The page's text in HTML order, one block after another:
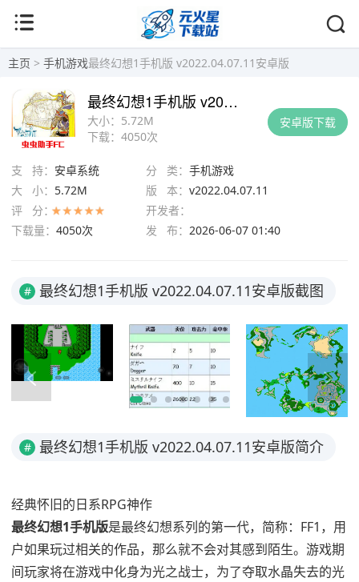
主页 > 手机游戏最终幻想1手机版 v2022.04.07.11安卓版
安卓版下载
大小： 5.72M
下载： 4050次
最终幻想1手机版 v2022.04.07.11安卓版
支 持： 安卓系统 分 类： 手机游戏
大 小： 5.72M 版 本： v2022.04.07.11
评 分：
开发者：
下载量： 4050次 发 布： 2026-06-07 01:40
# 最终幻想1手机版 v2022.04.07.11安卓版截图
# 最终幻想1手机版 v2022.04.07.11安卓版简介
经典怀旧的日系RPG神作
最终幻想1手机版是最终幻想系列的第一代，简称：FF1，用
户如果玩过相关的作品，那么就不会对其感到陌生。游戏期
间玩家将在游戏中化身为光之战士，为了夺取水晶失去的光